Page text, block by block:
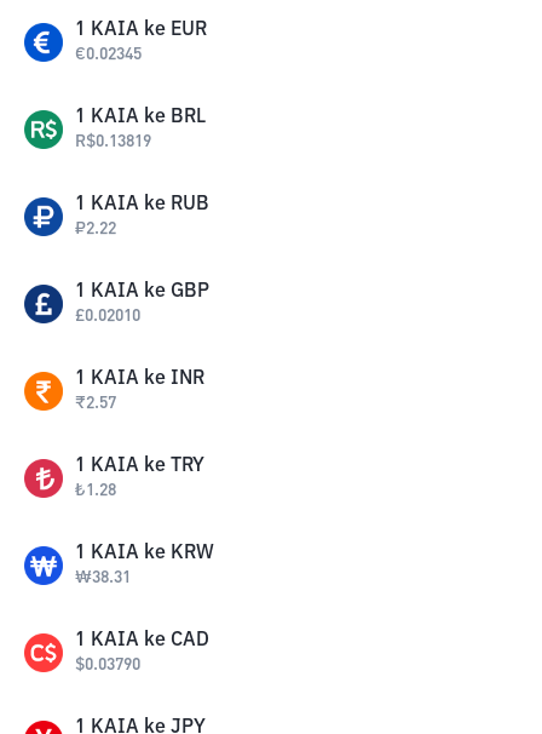
1 KAIA ke EUR
€0.02345
1 KAIA ke BRL
R$0.13819
1 KAIA ke RUB
₽2.22
1 KAIA ke GBP
£0.02010
1 KAIA ke INR
₹2.57
1 KAIA ke TRY
₺1.28
1 KAIA ke KRW
₩38.31
1 KAIA ke CAD
$0.03790
1 KAIA ke JPY